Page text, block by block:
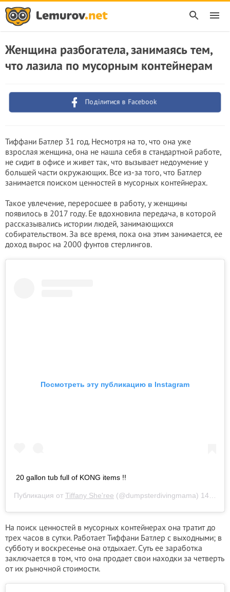
Женщина разбогатела, занимаясь тем,
что лазила по мусорным контейнерам
Поділитися в Facebook
Тиффани Батлер 31 год. Несмотря на то, что она уже
взрослая женщина, она не нашла себя в стандартной работе,
не сидит в офисе и живет так, что вызывает недоумение у
большей части окружающих. Все из-за того, что Батлер
занимается поиском ценностей в мусорных контейнерах.
Такое увлечение, переросшее в работу, у женщины
появилось в 2017 году. Ее вдохновила передача, в которой
рассказывались истории людей, занимающихся
собирательством. За все время, пока она этим занимается, ее
доход вырос на 2000 фунтов стерлингов.
Посмотреть эту публикацию в Instagram
20 gallon tub full of KONG items !!
Публикация от Tiffany She'ree (@dumpsterdivingmama) 14 Сен 2020 в 12:44 PDT
На поиск ценностей в мусорных контейнерах она тратит до
трех часов в сутки. Работает Тиффани Батлер с выходными; в
субботу и воскресенье она отдыхает. Суть ее заработка
заключается в том, что она продает свои находки за четверть
от их рыночной стоимости.